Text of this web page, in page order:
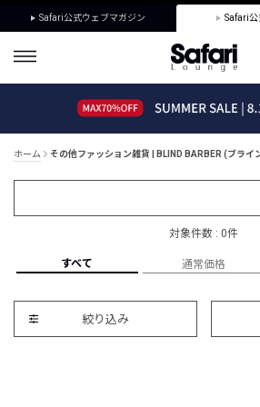
Safari公式ウェブマガジン Safari公
ホーム その他ファッション雑貨 | BLIND BARBER (ブライ
対象件数 : 0件
すべて 通常価格
絞り込み